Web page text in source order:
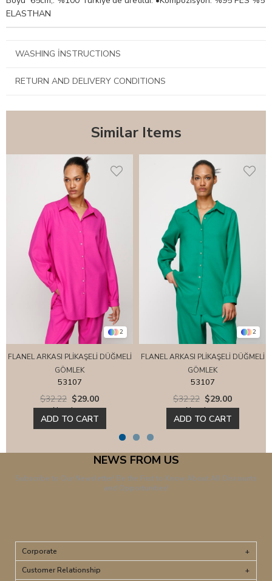
ELASTHAN
WASHING İNSTRUCTIONS
RETURN AND DELIVERY CONDITIONS
Similar Items
2
FLANEL ARKASI PLİKAŞELİ DÜĞMELİ
GÖMLEK
53107
$29.00
$32.22
ADD TO CART
New Item
2
FLANEL ARKASI PLİKAŞELİ DÜĞMELİ
GÖMLEK
53107
$29.00
$32.22
ADD TO CART
New Item
NEWS FROM US
Subscribe to Our Newsletter! Be the First to Know About All Discounts
and Opportunities!
Corporate
Customer Relationship